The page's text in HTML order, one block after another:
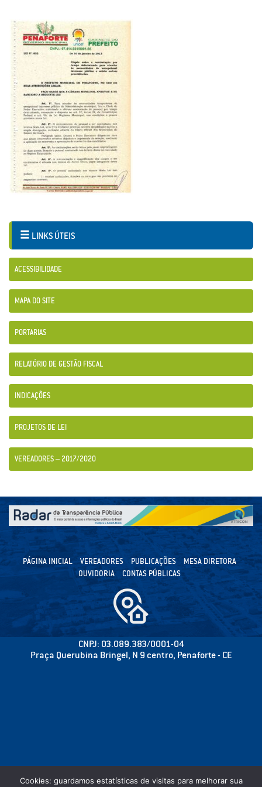
LINKS ÚTEIS
ACESSIBILIDADE
MAPA DO SITE
PORTARIAS
RELATÓRIO DE GESTÃO FISCAL
INDICAÇÕES
PROJETOS DE LEI
VEREADORES – 2017/2020
PÁGINA INICIAL VEREADORES PUBLICAÇÕES
MESA DIRETORA
OUVIDORIA
CONTAS PÚBLICAS
CNPJ: 03.089.383/0001-04
Praça Querubina Bringel, N 9 centro, Penaforte - CE
Cookies: guardamos estatísticas de visitas para melhorar sua